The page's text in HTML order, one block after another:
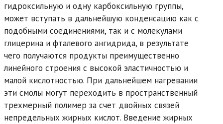
гидроксильную и одну карбоксильную группы,
может вступать в дальнейшую конденсацию как с
подобными соединениями, так и с молекулами
глицерина и фталевого ангидрида, в результате
чего получаются продукты преимущественно
линейного строения с высокой эластичностью и
малой кислотностью. При дальнейшем нагревании
эти смолы могут переходить в пространственный
трехмерный полимер за счет двойных связей
непредельных жирных кислот. Введение жирных